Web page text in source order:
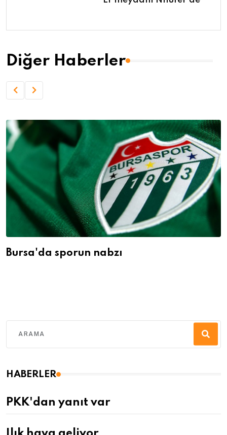
Diğer Haberler
Bursa'da sporun nabzı
HABERLER
PKK'dan yanıt var